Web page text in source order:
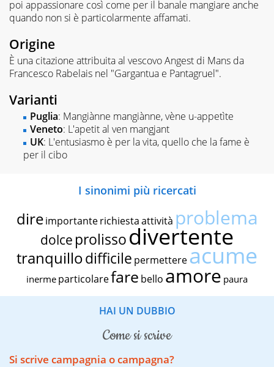
poi appassionare così come per il banale mangiare anche
quando non si è particolarmente affamati.
Origine
È una citazione attribuita al vescovo Angest di Mans da
Francesco Rabelais nel "Gargantua e Pantagruel".
Varianti
Puglia: Mangiànne mangiànne, vène u-appetìte
Veneto: L'apetit al ven mangjant
UK: L'entusiasmo è per la vita, quello che la fame è
per il cibo
I sinonimi più ricercati
dire importante richiestaattività problema
dolce prolissodivertente
tranquillodifficile permettereacume
inerme particolarefare bello amore paura
HAI UN DUBBIO
come si scrive
Si scrive campagnia o campagna?